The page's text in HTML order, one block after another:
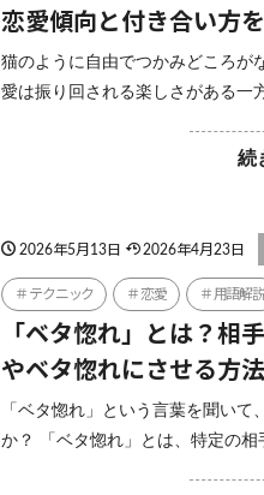
恋愛傾向と付き合い方
猫のように自由でつかみどころが
愛は振り回される楽しさがある一
続
2026年5月13日 2026年4月23日
テクニック 恋愛 用語解説
「ベタ惚れ」とは？相
やベタ惚れにさせる方法
「ベタ惚れ」という言葉を聞い
か？ 「ベタ惚れ」とは、特定の相